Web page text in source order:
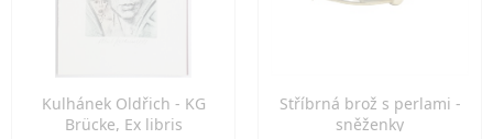
Kulhánek Oldřich - KG
Brücke, Ex libris
Stříbrná brož s perlami -
sněženky